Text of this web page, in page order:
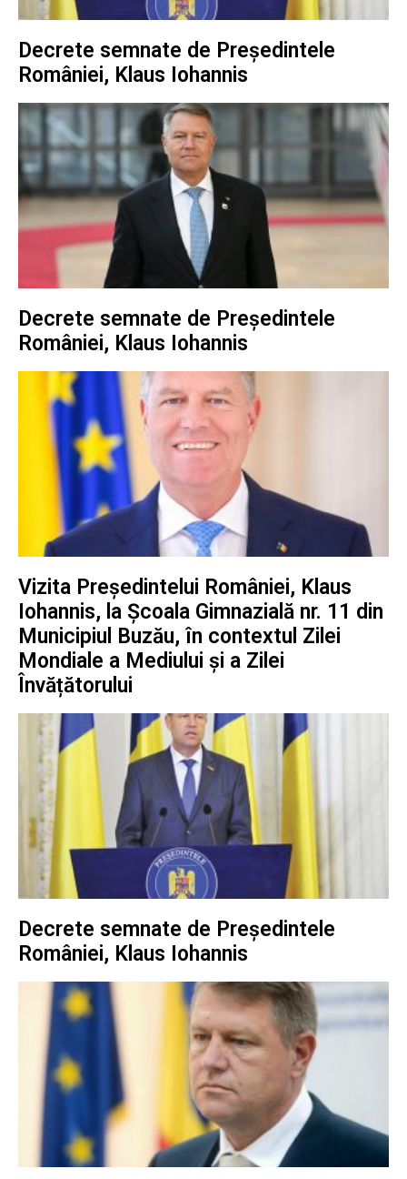
Decrete semnate de Președintele
României, Klaus Iohannis
Decrete semnate de Președintele
României, Klaus Iohannis
Vizita Președintelui României, Klaus
Iohannis, la Școala Gimnazială nr. 11 din
Municipiul Buzău, în contextul Zilei
Mondiale a Mediului și a Zilei
Învățătorului
Decrete semnate de Președintele
României, Klaus Iohannis